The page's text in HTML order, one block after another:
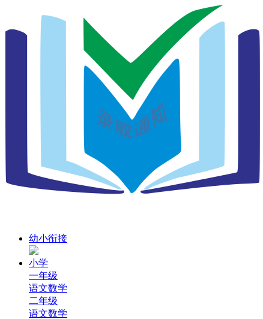
幼小衔接
小学
一年级
语文数学
二年级
语文数学